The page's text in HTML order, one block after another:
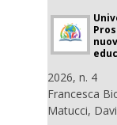
2026, n. 4
Francesca
Matucci,